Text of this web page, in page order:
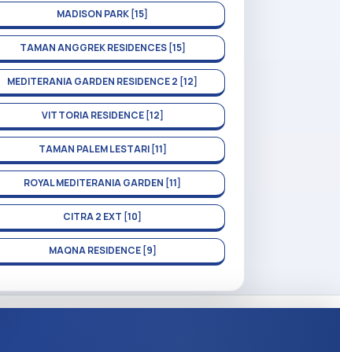
MADISON PARK [15]
TAMAN ANGGREK RESIDENCES [15]
MEDITERANIA GARDEN RESIDENCE 2 [12]
VITTORIA RESIDENCE [12]
TAMAN PALEM LESTARI [11]
ROYAL MEDITERANIA GARDEN [11]
CITRA 2 EXT [10]
MAQNA RESIDENCE [9]